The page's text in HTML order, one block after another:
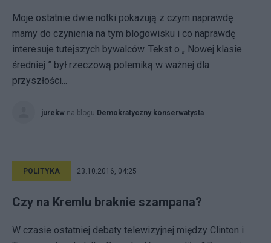
Moje ostatnie dwie notki pokazują z czym naprawdę
mamy do czynienia na tym blogowisku i co naprawdę
interesuje tutejszych bywalców. Tekst o „ Nowej klasie
średniej ” był rzeczową polemiką w ważnej dla
przyszłości...
jurekw na blogu Demokratyczny konserwatysta
POLITYKA 23.10.2016, 04:25
Czy na Kremlu braknie szampana?
W czasie ostatniej debaty telewizyjnej między Clinton i